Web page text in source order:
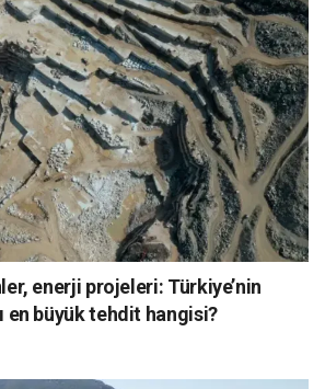
enerji projeleri: Türkiye’nin
en büyük tehdit hangisi?